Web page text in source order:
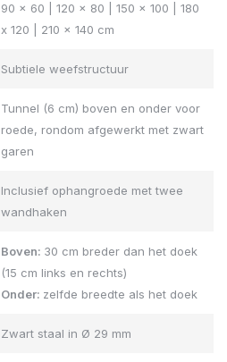
90 x 60 | 120 x 80 | 150 x 100 | 180
x 120 | 210 x 140 cm
Subtiele weefstructuur
Tunnel (6 cm) boven en onder voor
roede, rondom afgewerkt met zwart
garen
Inclusief ophangroede met twee
wandhaken
Boven: 30 cm breder dan het doek
(15 cm links en rechts)
Onder: zelfde breedte als het doek
Zwart staal in Ø 29 mm